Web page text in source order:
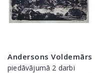
Andersons Voldemārs
piedāvājumā 2 darbi